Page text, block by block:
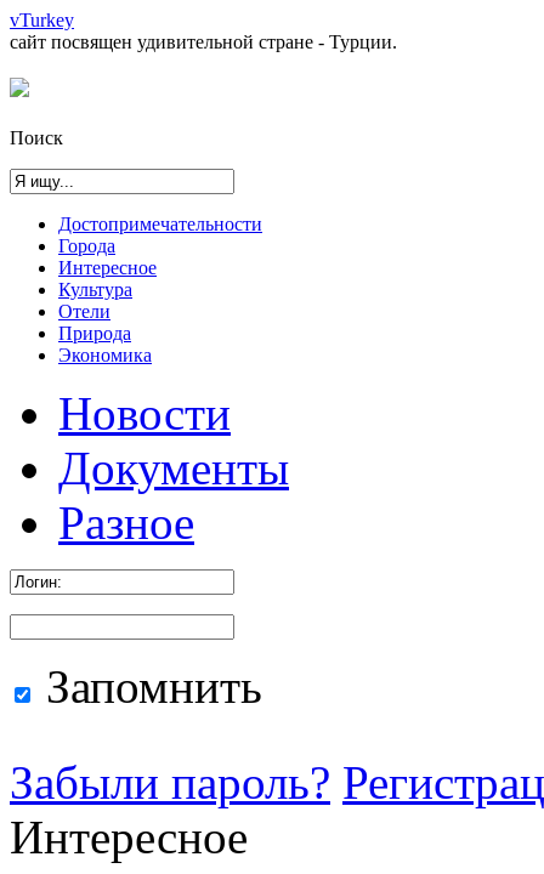
vTurkey
сайт посвящен удивительной стране - Турции.
Поиск
Достопримечательности
Города
Интересное
Культура
Отели
Природа
Экономика
Новости
Документы
Разное
Запомнить
Забыли пароль?
Интересное